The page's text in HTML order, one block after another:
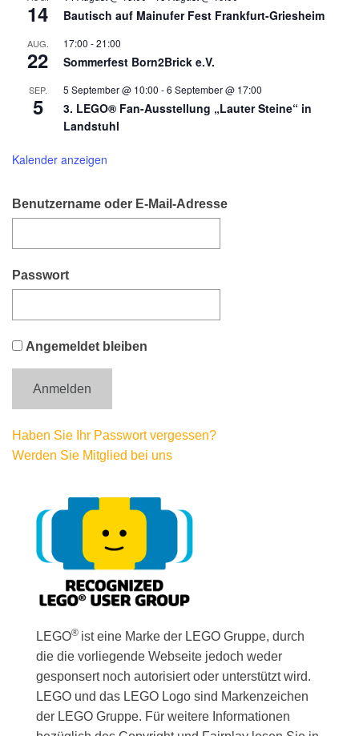
14 Bautisch auf Mainufer Fest Frankfurt-Griesheim
AUG.
22
17:00 -21:00
Sommerfest Born2Brick e.V.
SEP.
5
5 September @ 10:00 -6 September @ 17:00
3. LEGO® Fan-Ausstellung „Lauter Steine“ in
Landstuhl
Kalender anzeigen
Benutzername oder E-Mail-Adresse
Passwort
Angemeldet bleiben
Haben Sie Ihr Passwort vergessen?
Werden Sie Mitglied bei uns
LEGO® ist eine Marke der LEGO Gruppe, durch
die die vorliegende Webseite jedoch weder
gesponsert noch autorisiert oder unterstützt wird.
LEGO und das LEGO Logo sind Markenzeichen
der LEGO Gruppe. Für weitere Informationen